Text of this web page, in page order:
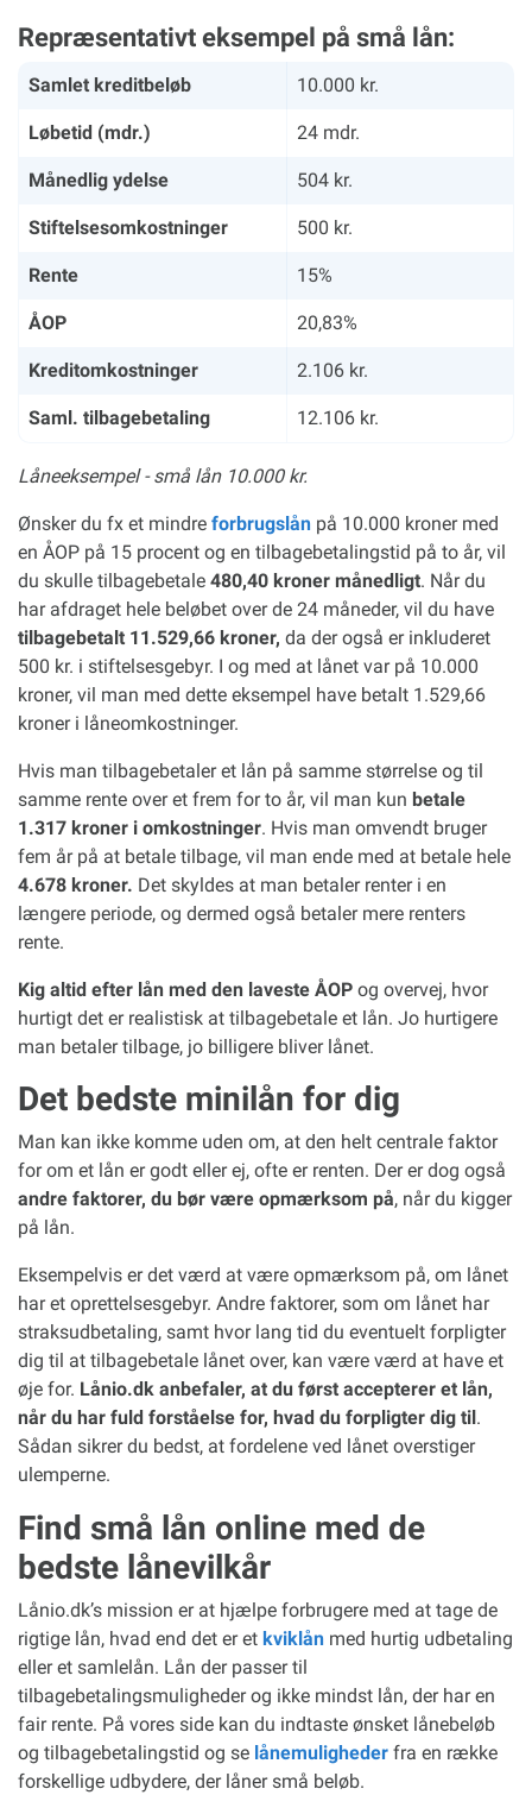
Repræsentativt eksempel på små lån:
Samlet kreditbeløb 10.000 kr.
Løbetid (mdr.) 24 mdr.
Månedlig ydelse 504 kr.
Stiftelsesomkostninger 500 kr.
Rente 15%
ÅOP 20,83%
Kreditomkostninger 2.106 kr.
Saml. tilbagebetaling 12.106 kr.
Låneeksempel - små lån 10.000 kr.
Ønsker du fx et mindre forbrugslån på 10.000 kroner med
en ÅOP på 15 procent og en tilbagebetalingstid på to år, vil
du skulle tilbagebetale 480,40 kroner månedligt. Når du
har afdraget hele beløbet over de 24 måneder, vil du have
tilbagebetalt 11.529,66 kroner, da der også er inkluderet
500 kr. i stiftelsesgebyr. I og med at lånet var på 10.000
kroner, vil man med dette eksempel have betalt 1.529,66
kroner i låneomkostninger.
Hvis man tilbagebetaler et lån på samme størrelse og til
samme rente over et frem for to år, vil man kun betale
1.317 kroner i omkostninger. Hvis man omvendt bruger
fem år på at betale tilbage, vil man ende med at betale hele
4.678 kroner. Det skyldes at man betaler renter i en
længere periode, og dermed også betaler mere renters
rente.
Kig altid efter lån med den laveste ÅOP og overvej, hvor
hurtigt det er realistisk at tilbagebetale et lån. Jo hurtigere
man betaler tilbage, jo billigere bliver lånet.
Det bedste minilån for dig
Man kan ikke komme uden om, at den helt centrale faktor
for om et lån er godt eller ej, ofte er renten. Der er dog også
andre faktorer, du bør være opmærksom på, når du kigger
på lån.
Eksempelvis er det værd at være opmærksom på, om lånet
har et oprettelsesgebyr. Andre faktorer, som om lånet har
straksudbetaling, samt hvor lang tid du eventuelt forpligter
dig til at tilbagebetale lånet over, kan være værd at have et
øje for. Lånio.dk anbefaler, at du først accepterer et lån,
når du har fuld forståelse for, hvad du forpligter dig til.
Sådan sikrer du bedst, at fordelene ved lånet overstiger
ulemperne.
Find små lån online med de
bedste lånevilkår
Lånio.dk’s mission er at hjælpe forbrugere med at tage de
rigtige lån, hvad end det er et kviklån med hurtig udbetaling
eller et samlelån. Lån der passer til
tilbagebetalingsmuligheder og ikke mindst lån, der har en
fair rente. På vores side kan du indtaste ønsket lånebeløb
og tilbagebetalingstid og se lånemuligheder fra en række
forskellige udbydere, der låner små beløb.